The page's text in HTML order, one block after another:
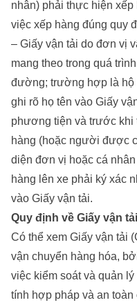
nhân) phải thực hiện
việc xếp hàng đúng quy
– Giấy vận tải do đơn vị
mang theo trong quá
đường; trường hợp là hộ
ghi rõ họ tên vào Giấy
phương tiện và trước khi
hàng (hoặc người được
diện đơn vị hoặc cá
hàng lên xe phải ký xác
vào Giấy vận tải.
Quy định về Giấy vận
Có thể xem Giấy vận tải
vận chuyển hàng hóa,
việc kiểm soát và quản
tính hợp pháp và an toàn